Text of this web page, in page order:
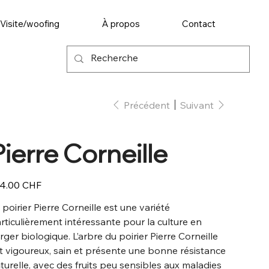
Visite/woofing À propos Contact
Précédent Suivant
Corneille
CHF
poirier Pierre Corneille est une variété
intéressante pour la culture en
biologique. L’arbre du poirier Pierre Corneille
vigoureux, sain et présente une bonne résistance
avec des fruits peu sensibles aux maladies